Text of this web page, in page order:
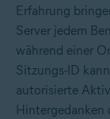
Erfahrung
Server jedem
während einer
Sitzungs-ID
autorisierte
Hintergedanken